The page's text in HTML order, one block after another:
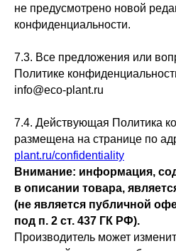
не предусмотрено новой
конфиденциальности.
7.3. Все предложения или
Политике
info@eco-plant.ru
7.4. Действующая Политика
размещена на странице по
plant.ru/confidentiality
Внимание: информация,
в описании товара,
(не является публичной
под п. 2 ст. 437 ГК РФ).
Производитель может